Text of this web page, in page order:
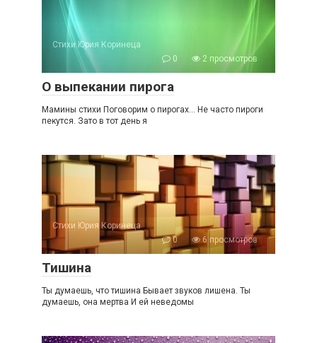
Стихи Юрия Коринеца
0
2 просмотров
О выпекании пирога
Мамины стихи Поговорим о пирогах… Не часто пироги
пекутся. Зато в тот день я
Стихи Юрия Коринеца
0
6 просмотров
Тишина
Ты думаешь, что тишина Бывает звуков лишена. Ты
думаешь, она мертва И ей неведомы